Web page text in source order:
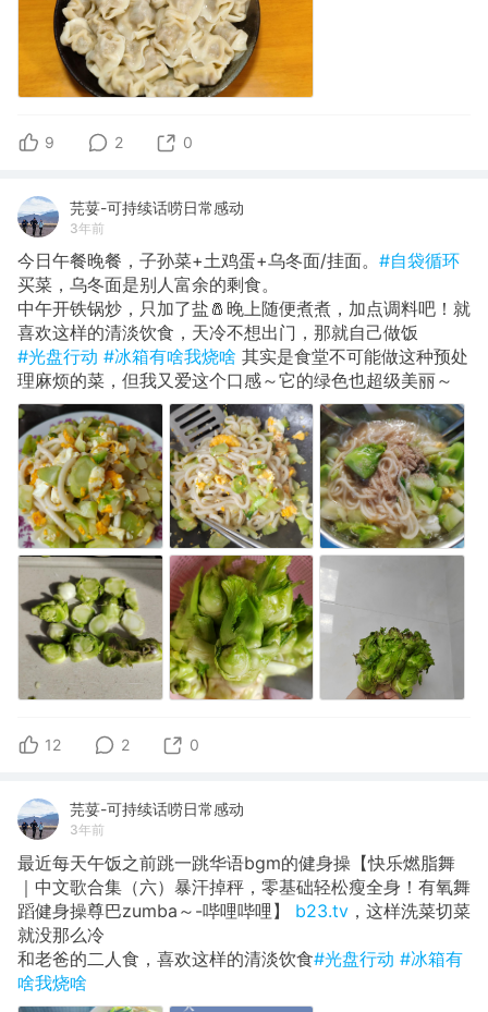
9 2 0
芫荽-可持续话唠日常感动
3年前
今日午餐晚餐，子孙菜+土鸡蛋+乌冬面/挂面。 #自袋循环
买菜，乌冬面是别人富余的剩食。
中午开铁锅炒，只加了盐🧂晚上随便煮煮，加点调料吧！就
喜欢这样的清淡饮食，天冷不想出门，那就自己做饭
#光盘行动 #冰箱有啥我烧啥 其实是食堂不可能做这种预处
理麻烦的菜，但我又爱这个口感～它的绿色也超级美丽～
12 2 0
芫荽-可持续话唠日常感动
3年前
最近每天午饭之前跳一跳华语bgm的健身操【快乐燃脂舞
｜中文歌合集（六）暴汗掉秤，零基础轻松瘦全身！有氧舞
蹈健身操尊巴zumba～-哔哩哔哩】 b23.tv ，这样洗菜切菜
就没那么冷
和老爸的二人食，喜欢这样的清淡饮食#光盘行动 #冰箱有
啥我烧啥